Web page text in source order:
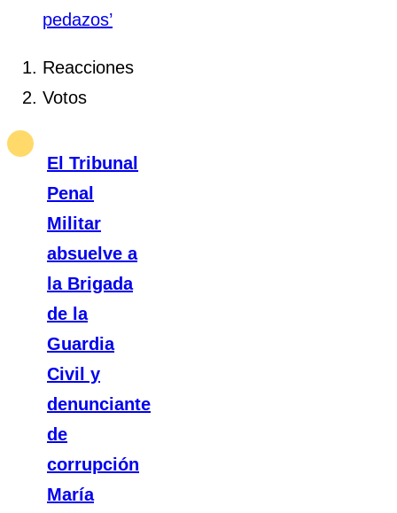
pedazos’
Reacciones
Votos
El Tribunal
Penal
Militar
absuelve a
la Brigada
de la
Guardia
Civil y
denunciante
de
corrupción
María